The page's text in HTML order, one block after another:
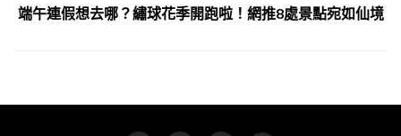
端午連假想去哪？繡球花季開跑啦！網推8處景點宛如仙境